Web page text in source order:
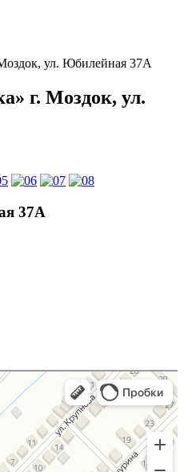
ул. Юбилейная 37А
г. Моздок, ул.
37А